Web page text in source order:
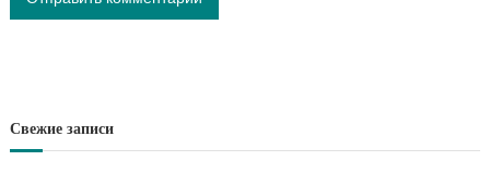
Свежие записи